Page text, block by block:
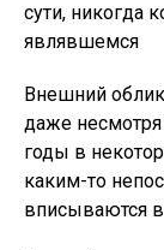
сути, никогда
являвшемся
Внешний
даже
годы в
каким-то
вписываются